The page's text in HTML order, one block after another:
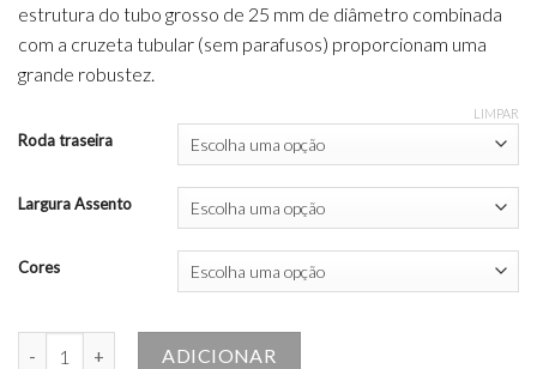
estrutura do tubo grosso de 25 mm de diâmetro combinada
com a cruzeta tubular (sem parafusos) proporcionam uma
grande robustez.
Roda traseira
Largura Assento
Cores
LIMPAR
Quantidade de Cadeira de Rodas Breezy Premium R12 (Trânsito)
ADICIONAR